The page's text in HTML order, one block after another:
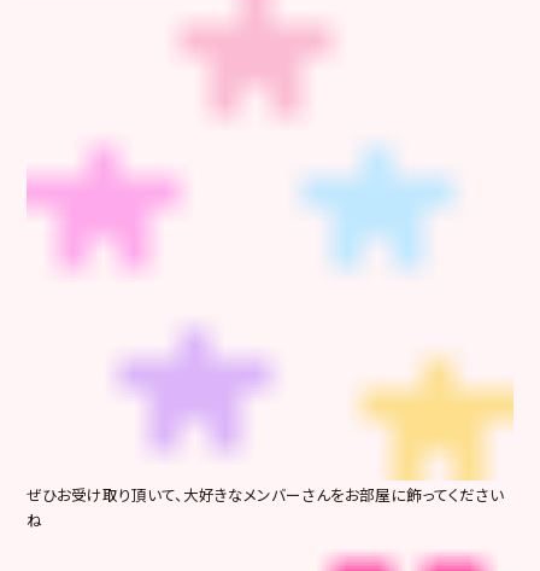
ぜひお受け取り頂いて、大好きなメンバーさんをお部屋に飾ってください
ね